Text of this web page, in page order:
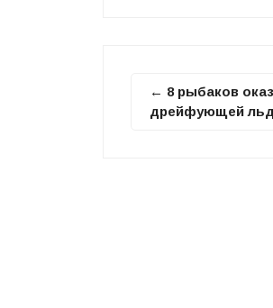
← 8 рыбаков
дрейфующей